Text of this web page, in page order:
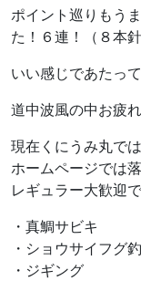
ポイント巡りもう
た！６連！（８本針
いい感じであたっ
道中波風の中お疲
現在くにうみ丸で
ホームページでは
レギュラー大歓迎で
・真鯛サビキ
・ショウサイフグ
・ジギング